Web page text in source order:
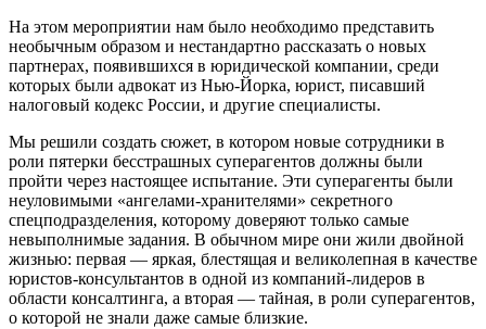
На этом мероприятии нам было необходимо представить
необычным образом и нестандартно рассказать о новых
партнерах, появившихся в юридической компании, среди
которых были адвокат из Нью-Йорка, юрист, писавший
налоговый кодекс России, и другие специалисты.
Мы решили создать сюжет, в котором новые сотрудники в
роли пятерки бесстрашных суперагентов должны были
пройти через настоящее испытание. Эти суперагенты были
неуловимыми «ангелами-хранителями» секретного
спецподразделения, которому доверяют только самые
невыполнимые задания. В обычном мире они жили двойной
жизнью: первая — яркая, блестящая и великолепная в качестве
юристов-консультантов в одной из компаний-лидеров в
области консалтинга, а вторая — тайная, в роли суперагентов,
о которой не знали даже самые близкие.